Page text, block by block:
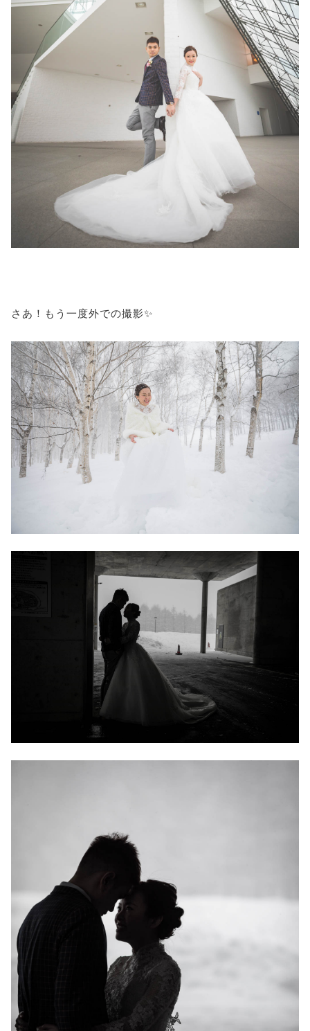
さあ！もう一度外での撮影✨